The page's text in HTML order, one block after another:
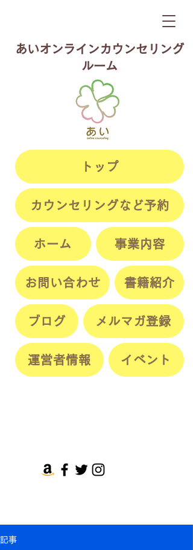
​あいオンラインカウンセリング
ルーム
トップ
カウンセリングなど予約
ホーム 事業内容
お問い合わせ 書籍紹介
ブログ メルマガ登録
運営者情報 イベント
記事